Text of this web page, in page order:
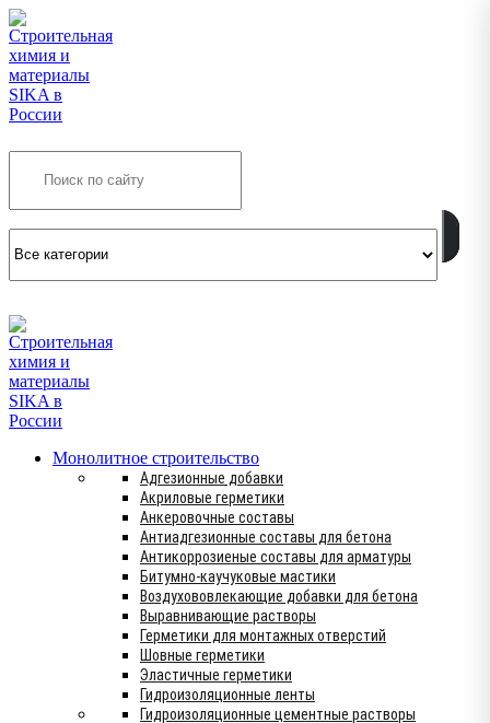
Монолитное строительство
Адгезионные добавки
Акриловые герметики
Анкеровочные составы
Антиадгезионные составы для бетона
Антикоррозиеные составы для арматуры
Битумно-каучуковые мастики
Воздухововлекающие добавки для бетона
Выравнивающие растворы
Герметики для монтажных отверстий
Шовные герметики
Эластичные герметики
Гидроизоляционные ленты
Гидроизоляционные цементные растворы